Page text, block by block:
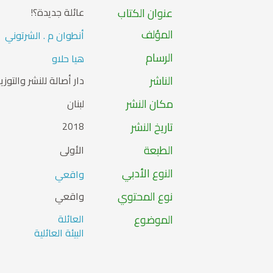
عنوان الكتاب عائلة جديدة؟!
المؤلف أنطوان م . الشرتوني
الرسام هيا حلاو
الناشر دار أصالة للنشر
مكان النشر لبنان
تاريخ النشر 2018
الطبعة الأولى
النوع الأدبي واقعي
نوع المحتوي واقعي
الموضوع العائلة
البيئة العائلية